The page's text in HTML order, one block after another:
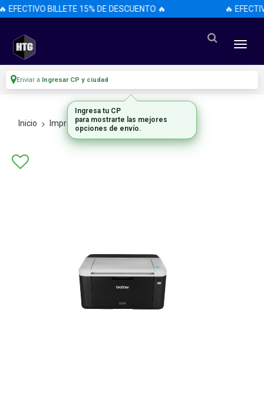
EFECTIVO BILLETE 15% DE DESCUENTO 🔥 🔥
Enviar a Ingresar CP y ciudad
Inicio Impresoras Laser
Ingresa tu CP
para mostrarte las mejores
opciones de envío.